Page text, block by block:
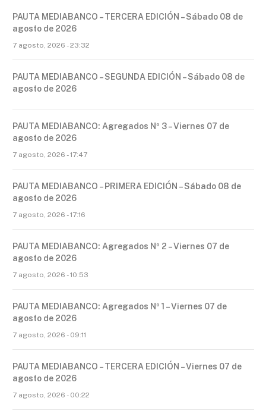
PAUTA MEDIABANCO – TERCERA EDICIÓN – Sábado 08 de
agosto de 2026
7 agosto, 2026 - 23:32
PAUTA MEDIABANCO – SEGUNDA EDICIÓN – Sábado 08 de
agosto de 2026
PAUTA MEDIABANCO: Agregados Nº 3 – Viernes 07 de
agosto de 2026
7 agosto, 2026 - 17:47
PAUTA MEDIABANCO – PRIMERA EDICIÓN – Sábado 08 de
agosto de 2026
7 agosto, 2026 - 17:16
PAUTA MEDIABANCO: Agregados Nº 2 – Viernes 07 de
agosto de 2026
7 agosto, 2026 - 10:53
PAUTA MEDIABANCO: Agregados Nº 1 – Viernes 07 de
agosto de 2026
7 agosto, 2026 - 09:11
PAUTA MEDIABANCO – TERCERA EDICIÓN – Viernes 07 de
agosto de 2026
7 agosto, 2026 - 00:22